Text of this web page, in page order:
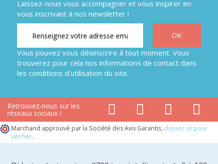
Laissez-nous vous accompagner et vous inspirer en
vous inscrivant à nos newsletter !
Vous pouvez vous désinscrire à tout moment. Vous
trouverez pour cela nos informations de contact dans
les conditions d'utilisation du site.
Retrouvez-nous sur les
réseaux sociaux !
Marchand approuvé par la Société des Avis Garantis, cliquez ici pour
vérifier.